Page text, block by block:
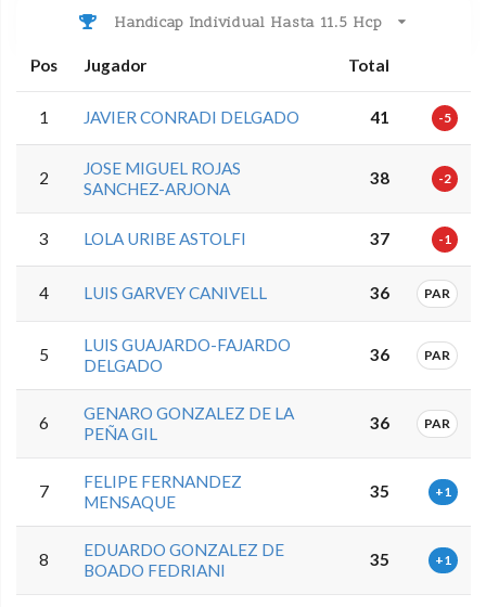
Handicap Individual Hasta 11.5 Hcp
Pos Jugador Total
1 JAVIER CONRADI DELGADO 41 -5
2
JOSE MIGUEL ROJAS
SANCHEZ-ARJONA
38 -2
3 LOLA URIBE ASTOLFI 37 -1
4 LUIS GARVEY CANIVELL 36 PAR
5
LUIS GUAJARDO-FAJARDO
DELGADO
36 PAR
6
GENARO GONZALEZ DE LA
PEÑA GIL
36 PAR
7
FELIPE FERNANDEZ
MENSAQUE
35 +1
8
EDUARDO GONZALEZ DE
BOADO FEDRIANI
35 +1